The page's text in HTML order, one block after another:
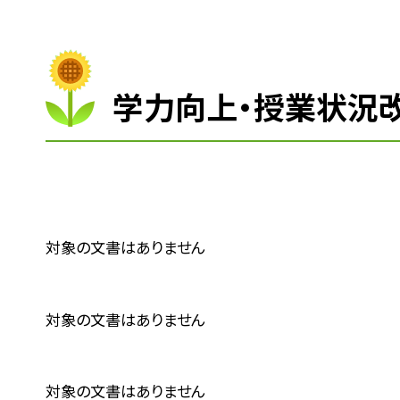
学力向上・授業状況
対象の文書はありません
対象の文書はありません
対象の文書はありません